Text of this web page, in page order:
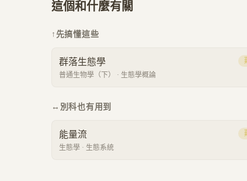
這個和什麼有關
↑ 先搞懂這些
群落生態學
普通生物學（下） · 生態學概論
↔ 別科也有用到
能量流
生態學 · 生態系統